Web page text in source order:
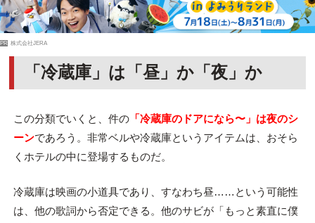
PR 株式会社JERA
「冷蔵庫」は「昼」か「夜」か
この分類でいくと、件の「冷蔵庫のドアになら〜」は夜のシ
ーンであろう。非常ベルや冷蔵庫というアイテムは、おそら
くホテルの中に登場するものだ。
冷蔵庫は映画の小道具であり、すなわち昼……という可能性
は、他の歌詞から否定できる。他のサビが「もっと素直に僕